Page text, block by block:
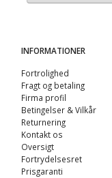
INFORMATIONER
Fortrolighed
Fragt og betaling
Firma profil
Betingelser & Vilkår
Returnering
Kontakt os
Oversigt
Fortrydelsesret
Prisgaranti